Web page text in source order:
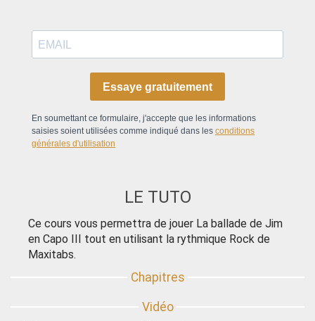
Essaye gratuitement
En soumettant ce formulaire, j'accepte que les informations
saisies soient utilisées comme indiqué dans les conditions
générales d'utilisation
LE TUTO
Ce cours vous permettra de jouer La ballade de Jim
en Capo III tout en utilisant la rythmique Rock de
Maxitabs.